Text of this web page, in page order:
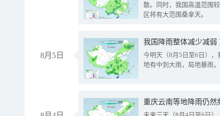
散。同时，我国高温范围
区将有大范围桑拿天。
8月5日
我国降雨整体减少减弱
今明天（8月5日至6日）
地有中到大雨，局地暴雨
重庆云南等地降雨仍然